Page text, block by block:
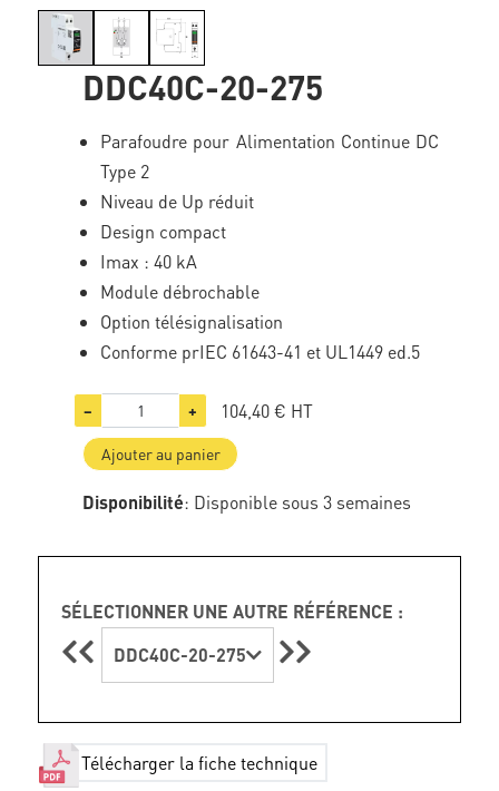
DDC40C-20-275
Parafoudre pour Alimentation Continue DC
Type 2
Niveau de Up réduit
Design compact
Imax : 40 kA
Module débrochable
Option télésignalisation
Conforme prIEC 61643-41 et UL1449 ed.5
− + 104,40 € HT
Ajouter au panier
Disponibilité: Disponible sous 3 semaines
SÉLECTIONNER UNE AUTRE RÉFÉRENCE :
DDC40C-20-275
Télécharger la fiche technique